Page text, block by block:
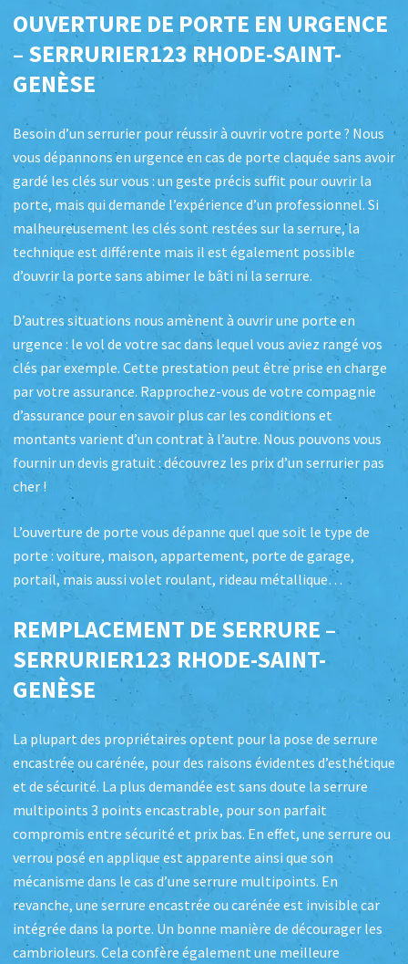
OUVERTURE DE PORTE EN URGENCE
– SERRURIER123 RHODE-SAINT-
GENÈSE
Besoin d’un serrurier pour réussir à ouvrir votre porte ? Nous
vous dépannons en urgence en cas de porte claquée sans avoir
gardé les clés sur vous : un geste précis suffit pour ouvrir la
porte, mais qui demande l’expérience d’un professionnel. Si
malheureusement les clés sont restées sur la serrure, la
technique est différente mais il est également possible
d’ouvrir la porte sans abimer le bâti ni la serrure.
D’autres situations nous amènent à ouvrir une porte en
urgence : le vol de votre sac dans lequel vous aviez rangé vos
clés par exemple. Cette prestation peut être prise en charge
par votre assurance. Rapprochez-vous de votre compagnie
d’assurance pour en savoir plus car les conditions et
montants varient d’un contrat à l’autre. Nous pouvons vous
fournir un devis gratuit : découvrez les prix d’un serrurier pas
cher !
L’ouverture de porte vous dépanne quel que soit le type de
porte : voiture, maison, appartement, porte de garage,
portail, mais aussi volet roulant, rideau métallique…
REMPLACEMENT DE SERRURE –
SERRURIER123 RHODE-SAINT-
GENÈSE
La plupart des propriétaires optent pour la pose de serrure
encastrée ou carénée, pour des raisons évidentes d’esthétique
et de sécurité. La plus demandée est sans doute la serrure
multipoints 3 points encastrable, pour son parfait
compromis entre sécurité et prix bas. En effet, une serrure ou
verrou posé en applique est apparente ainsi que son
mécanisme dans le cas d’une serrure multipoints. En
revanche, une serrure encastrée ou carénée est invisible car
intégrée dans la porte. Un bonne manière de décourager les
cambrioleurs. Cela confère également une meilleure